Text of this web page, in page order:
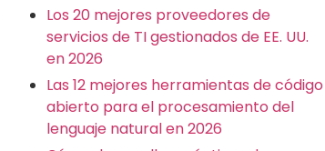
Los 20 mejores proveedores de
servicios de TI gestionados de EE. UU.
en 2026
Las 12 mejores herramientas de código
abierto para el procesamiento del
lenguaje natural en 2026